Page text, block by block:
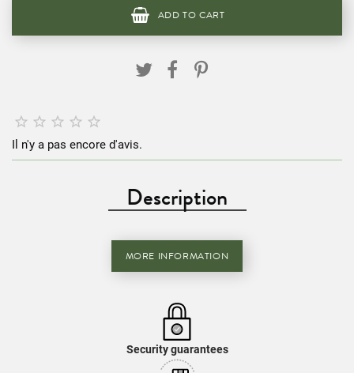
ADD TO CART
    
Il n'y a pas encore d'avis.
Description
MORE INFORMATION
Security guarantees